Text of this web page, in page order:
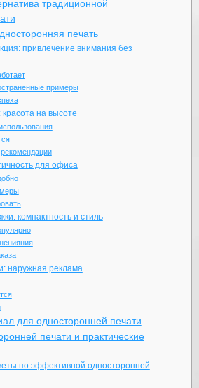
традиционной
печать
привлечение внимания без
примеры
на высоте
для офиса
компактность и стиль
наружная реклама
для односторонней печати
печати и практические
по эффективной односторонней